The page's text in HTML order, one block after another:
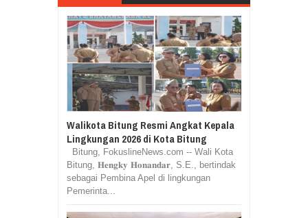
Walikota Bitung Resmi Angkat Kepala
Lingkungan 2026 di Kota Bitung
Bitung, FokuslineNews.com -- Wali Kota
Bitung, 𝐇𝐞𝐧𝐠𝐤𝐲 𝐇𝐨𝐧𝐚𝐧𝐝𝐚𝐫, S.E., bertindak
sebagai Pembina Apel di lingkungan
Pemerinta...